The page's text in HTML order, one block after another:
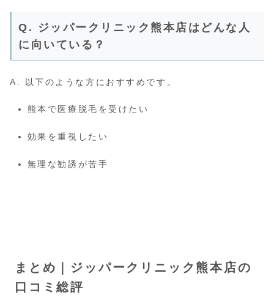
Q. ジッパークリニック熊本店はどんな人
に向いている？
A. 以下のような方におすすめです。
熊本で医療脱毛を受けたい
効果を重視したい
無理な勧誘が苦手
まとめ｜ジッパークリニック熊本店の
口コミ総評